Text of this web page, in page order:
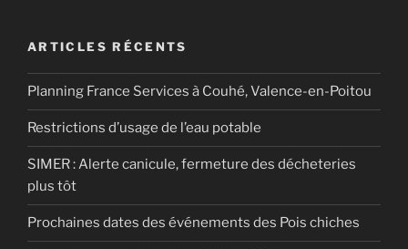
ARTICLES RÉCENTS
Planning France Services à Couhé, Valence-en-Poitou
Restrictions d’usage de l’eau potable
SIMER : Alerte canicule, fermeture des décheteries
plus tôt
Prochaines dates des événements des Pois chiches